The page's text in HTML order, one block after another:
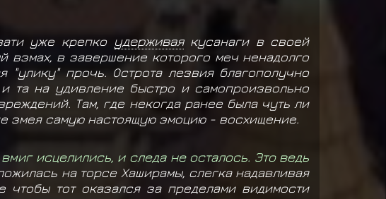
уже крепко удерживаякусанаги в своей
в завершение которого меч ненадолго
прочь. Острота лезвия благополучно
та на удивление быстро и самопроизвольно
Там, где некогда ранее была чуть ли
змея самую настоящую эмоцию - восхищение.
исцелились, и следа не осталось. Это ведь
на торсе Хаширамы, слегка надавливая
тот оказался за пределами видимости